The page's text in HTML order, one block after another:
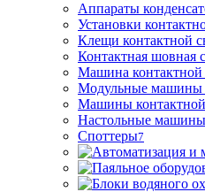
Аппараты
Установки
Клещи контактной
Контактная шовная
Машина контактной
Модульные машины
Машины контактной
Настольные машины
Споттеры7